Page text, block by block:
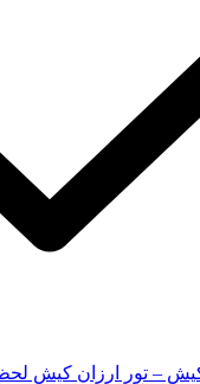
– تور ارزان کیش